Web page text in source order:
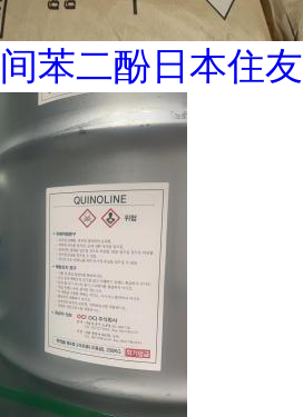
间苯二酚日本住友